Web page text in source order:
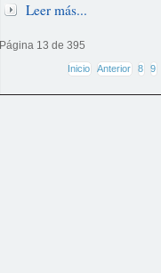
Leer más...
Página 13 de 395
Inicio Anterior 8 9